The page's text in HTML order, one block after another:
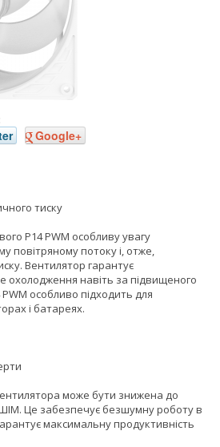
Google+
тиску
P14 PWM особливу увагу
повітряному потоку і, отже,
Вентилятор гарантує
навіть за підвищеного
особливо підходить для
і батареях.
може бути знижена до
Це забезпечує безшумну роботу в
максимальну продуктивність